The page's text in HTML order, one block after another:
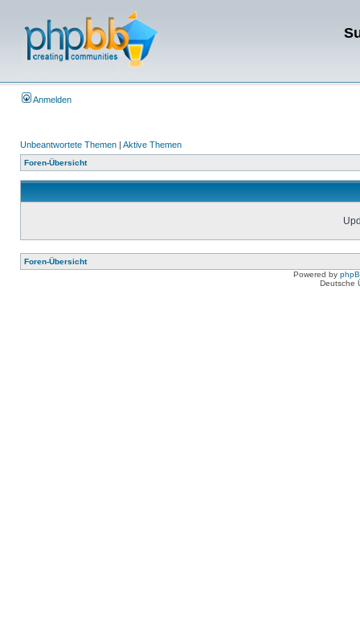
Anmelden
Unbeantwortete Themen | Aktive Themen
Foren-Übersicht
Foren-Übersicht
Powered by
Deutsche